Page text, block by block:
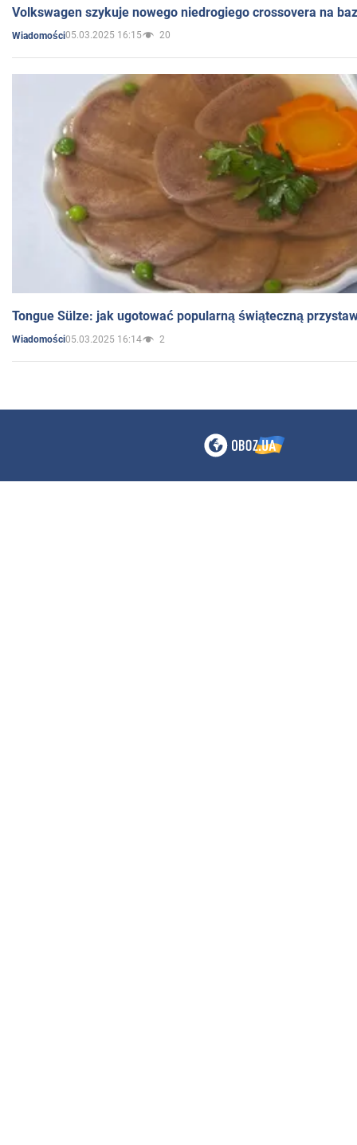
Volkswagen szykuje nowego niedrogiego crossovera na
Wiadomości05.03.2025 16:15 20
Tongue Sülze: jak ugotować popularną świąteczną
Wiadomości05.03.2025 16:14 2